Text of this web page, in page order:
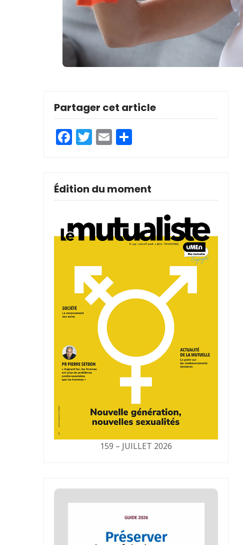
Partager cet article
Facebook
Twitter
Email
Édition du moment
159 – JUILLET 2026